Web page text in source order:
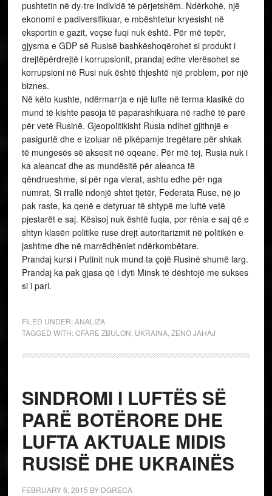
pushtetin në dy-tre individë të përjetshëm. Ndërkohë, një
ekonomi e padiversifikuar, e mbështetur kryesisht në
eksportin e gazit, veçse fuqi nuk është. Për më tepër,
gjysma e GDP së Rusisë bashkëshoqërohet si produkt i
drejtëpërdrejtë i korrupsionit, prandaj edhe vlerësohet se
korrupsioni në Rusi nuk është thjeshtë një problem, por një
biznes.
Në këto kushte, ndërmarrja e një lufte në terma klasikë do
mund të kishte pasoja të paparashikuara në radhë të parë
për vetë Rusinë. Gjeopolitikisht Rusia ndihet gjithnjë e
pasigurtë dhe e izoluar në pikëpamje tregëtare për shkak
të mungesës së aksesit në oqeane. Për më tej, Rusia nuk i
ka aleancat dhe as mundësitë për aleanca të
qëndrueshme, si për nga vlerat, ashtu edhe për nga
numrat. Si rrallë ndonjë shtet tjetër, Federata Ruse, në jo
pak raste, ka qenë e detyruar të shtypë me luftë vetë
pjestarët e saj. Kësisoj nuk është fuqia, por rënia e saj që e
shtyn klasën politike ruse drejt autoritarizmit në politikën e
jashtme dhe në marrëdhëniet ndërkombëtare.
Prandaj kursi i Putinit nuk mund ta çojë Rusinë shumë larg.
Prandaj ka pak gjasa që i dyti Minsk të dështojë me sukses
si i pari.
FILED UNDER:ANALIZA
TAGGED WITH:CFARE ZBULON UKRAINA, ZENO JAHAJ
SINDROMI I LUFTËS SË
PARË BOTËRORE DHE
LUFTA AKTUALE MIDIS
RUSISË DHE UKRAINËS
FEBRUARY 6, 2015 BY DGRECA